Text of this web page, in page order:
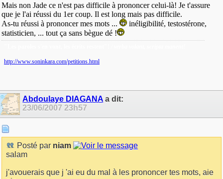
Mais non Jade ce n'est pas difficile à prononcer celui-là! Je t'assure
que je l'ai réussi du 1er coup. Il est long mais pas difficile.
As-tu réussi à prononcer mes mots ...
inéligibilité, testostérone,
statisticien, ... tout ça sans bègue dé !
http://www.soninkara.com/petitions.html
Abdoulaye DIAGANA a dit:
23/06/200723h57
Posté par niam
salam
j'avouerais que j 'ai eu du mal à les prononcer tes mots, aie